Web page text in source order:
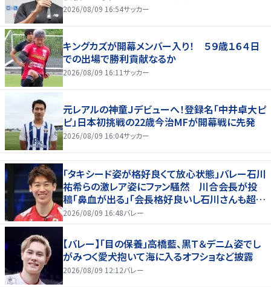
2026/08/09 16:54サッカー
キングカズが開幕メンバー入り！ ５９歳１６４日
での出場で勝利貢献なるか
2026/08/09 16:11サッカー
元レアルの神童Ｊデビューへ！登録名「中井卓大ピ
ピ」日本初挑戦の22歳今治MFが開幕戦に先発
2026/08/09 16:04サッカー
「タキシード姿が格好良くて放心状態」バレー石川
祐希らの激レア姿にファン騒然 川合会長が投
稿「鼻血が出る」「会長格好良いし石川さんも超格
好いい」
2026/08/09 16:48バレー
【バレー】「目の保養」高橋藍、黒Ｔ＆デニム姿でし
がみつく愛犬抱いて海に入るオフショなど披露
2026/08/09 12:12バレー